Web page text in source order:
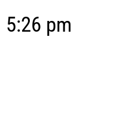
5:26 pm